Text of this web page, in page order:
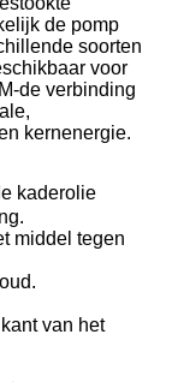
de pomp
soorten
voor
de verbinding
kernenergie.
kaderolie
middel tegen
van het